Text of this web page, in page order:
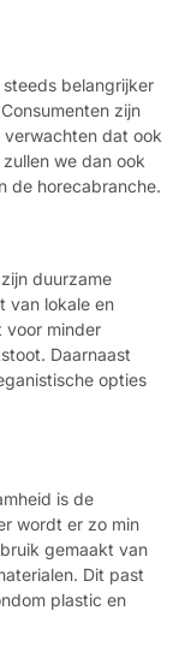
belangrijker
zijn
dat ook
we dan ook
de horecabranche.
duurzame
van lokale en
voor minder
Daarnaast
opties
is de
wordt er zo min
gemaakt van
Dit past
plastic en